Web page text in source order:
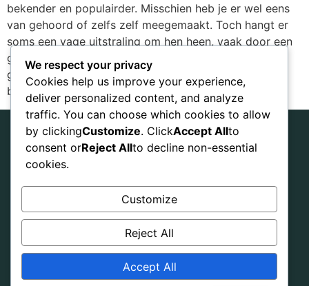
bekender en populairder. Misschien heb je er wel eens
van gehoord of zelfs zelf meegemaakt. Toch hangt er
soms een vage uitstraling om hen heen, vaak door een
gebrek aan begrip. Wat houdt het precies in en wat
gebeurt er in zo’n setting? Hier presenteren wij de
belangrijkste feiten […]
The
hi@practiceyourhealth.com
order
Inspiration
Offer
Over
Conditions
Disclaimer &
We respect your privacy
Cookies help us improve your experience,
deliver personalized content, and analyze
traffic. You can choose which cookies to allow
by clickingCustomize. ClickAccept Allto
consent orReject Allto decline non-essential
cookies.
Customize
Reject All
Accept All